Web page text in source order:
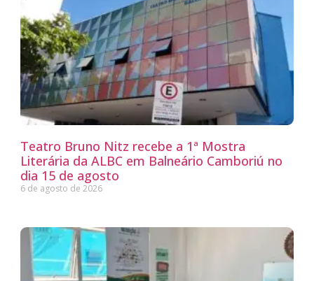
Teatro Bruno Nitz recebe a 1ª Mostra
Literária da ALBC em Balneário Camboriú no
dia 15 de agosto
6 de agosto de 2026